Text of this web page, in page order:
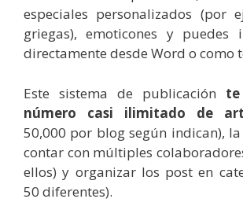
especiales personalizados (por
griegas), emoticones y puedes
directamente desde Word o como
Este sistema de publicación
número casi ilimitado de
50,000 por blog según indican),
contar con múltiples
ellos) y organizar los post en
50 diferentes).